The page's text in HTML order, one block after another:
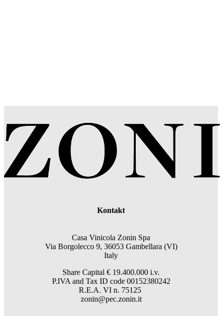
Kontakt
Casa Vinicola Zonin Spa
Via Borgolecco 9, 36053 Gambellara (VI)
Italy
Share Capital € 19.400.000 i.v.
P.IVA and Tax ID code 00152380242
R.E.A. VI n. 75125
zonin@pec.zonin.it